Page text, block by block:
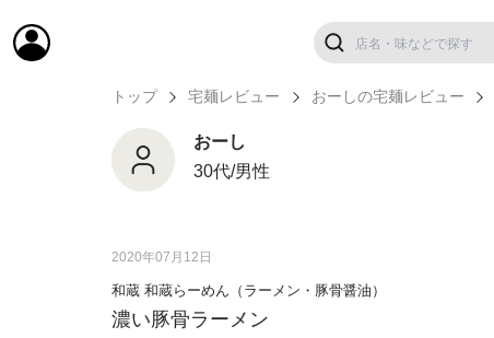
トップ 宅麺レビュー おーしの宅麺レビュー
おーし
30代/男性
2020年07月12日
和蔵 和蔵らーめん（ラーメン・豚骨醤油）
濃い豚骨ラーメン